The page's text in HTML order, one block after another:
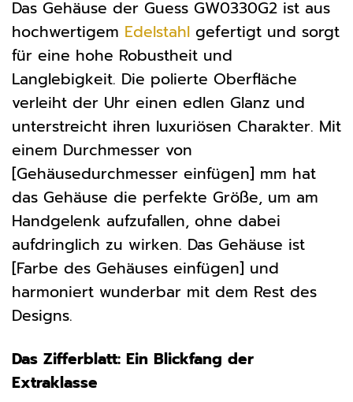
Das Gehäuse der Guess GW0330G2 ist aus
hochwertigem Edelstahl gefertigt und sorgt
für eine hohe Robustheit und
Langlebigkeit. Die polierte Oberfläche
verleiht der Uhr einen edlen Glanz und
unterstreicht ihren luxuriösen Charakter. Mit
einem Durchmesser von
[Gehäusedurchmesser einfügen] mm hat
das Gehäuse die perfekte Größe, um am
Handgelenk aufzufallen, ohne dabei
aufdringlich zu wirken. Das Gehäuse ist
[Farbe des Gehäuses einfügen] und
harmoniert wunderbar mit dem Rest des
Designs.
Das Zifferblatt: Ein Blickfang der
Extraklasse